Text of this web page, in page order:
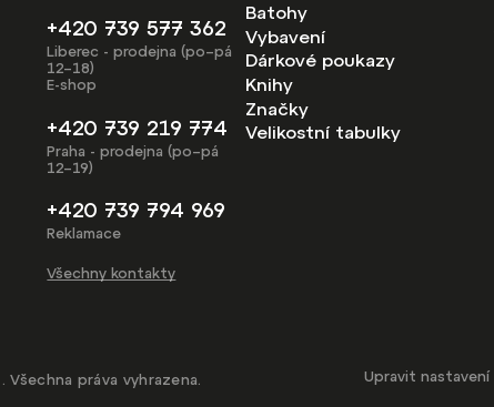
+420 739 577 362
Liberec - prodejna (po–pá
12–18)
E-shop
+420 739 219 774
Praha - prodejna (po–pá
12–19)
+420 739 794 969
Reklamace
Všechny kontakty
Batohy
Vybavení
Dárkové poukazy
Knihy
Značky
Velikostní tabulky
. Všechna práva vyhrazena. Upravit nastavení